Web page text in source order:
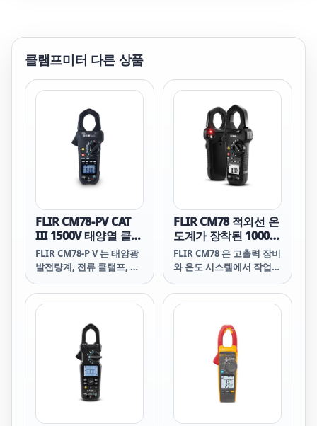
클램프미터 다른 상품
FLIR CM78-PV CAT
III 1500V 태양열 클램
프 미터
FLIR CM78-P V 는 태양광
발전량계, 전류 클램프, 적
의 신뢰할 수 있는 도구에
결합하여 태양광 설비의 검
사, 유지보수 및 문제 해결
을 더욱 빠르고 효율적으로
수행할 수 있도록 해줍니
FLIR CM78 적외선 온
도계가 장착된 1000
Amp 클램프
FLIR CM78 은 고출력 장비
와 온도 시스템에서 작업하
구가 필요한 전기기술자를
위한 True RMS 산업용 클